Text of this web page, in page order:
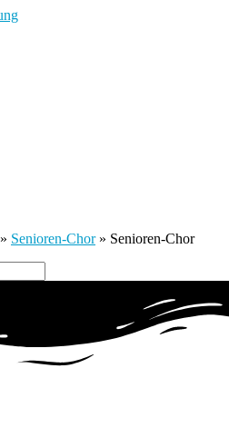
» Senioren-Chor» Senioren-Chor